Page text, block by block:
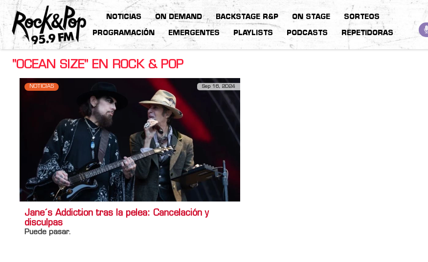
NOTICIAS ON DEMAND BACKSTAGE R&P ON STAGE SORTEOS
PROGRAMACIÓN EMERGENTES PLAYLISTS PODCASTS REPETIDORAS
"OCEAN SIZE" EN ROCK & POP
NOTICIAS Sep 16, 2024
Jane´s Addiction tras la pelea: Cancelación y
disculpas
Puede pasar.